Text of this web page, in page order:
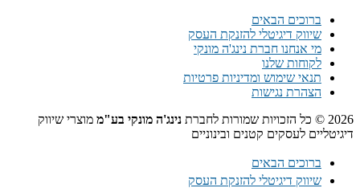
ברוכים הבאים
שיווק דיגיטלי להזנקת העסק
מי אנחנו חברת נינג'ה מונקי
לקוחות שלנו
תנאי שימוש ומדיניות פרטיות
הצהרת נגישות
2026 © כל הזכויות שמורות לחברת
נינג'ה מונקי בע"מ מוצרי שיווק
דיגיטליים לעסקים קטנים ובינוניים
ברוכים הבאים
שיווק דיגיטלי להזנקת העסק